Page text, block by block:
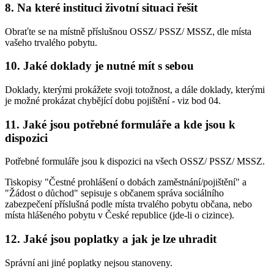
8. Na které instituci životní situaci řešit
Obraťte se na místně příslušnou OSSZ/ PSSZ/ MSSZ, dle místa
vašeho trvalého pobytu.
10. Jaké doklady je nutné mít s sebou
Doklady, kterými prokážete svoji totožnost, a dále doklady, kterými
je možné prokázat chybějící dobu pojištění - viz bod 04.
11. Jaké jsou potřebné formuláře a kde jsou k
dispozici
Potřebné formuláře jsou k dispozici na všech OSSZ/ PSSZ/ MSSZ.
Tiskopisy "Čestné prohlášení o dobách zaměstnání/pojištění" a
"Žádost o důchod" sepisuje s občanem správa sociálního
zabezpečení příslušná podle místa trvalého pobytu občana, nebo
místa hlášeného pobytu v České republice (jde-li o cizince).
12. Jaké jsou poplatky a jak je lze uhradit
Správní ani jiné poplatky nejsou stanoveny.